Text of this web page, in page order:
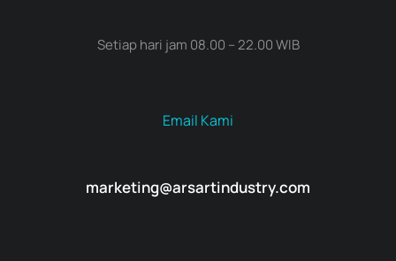
Setiap hari jam 08.00 – 22.00 WIB
Email Kami
marketing@arsartindustry.com